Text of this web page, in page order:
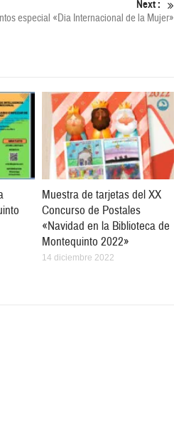
Next :
especial «Dia Internacional de la Mujer»
Muestra de tarjetas del XX
Concurso de Postales
«Navidad en la Biblioteca de
Montequinto 2022»
14 diciembre 2022